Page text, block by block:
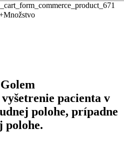
Množstvo
pacienta v
polohe, prípadne
polohe.